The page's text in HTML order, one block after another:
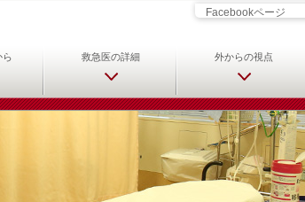
救急医をめざす君へ
Facebookページ
ら 救急医の詳細 外からの視点